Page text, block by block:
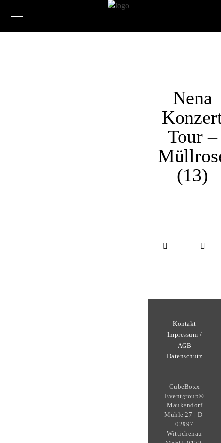
Nena
Tour –
(13)
Kontakt
Impressum /
AGB
Datenschutz
CubeBoxx
Eventgroup®
Maukendorf
Mühle 27 | D-
02997
Wittichenau